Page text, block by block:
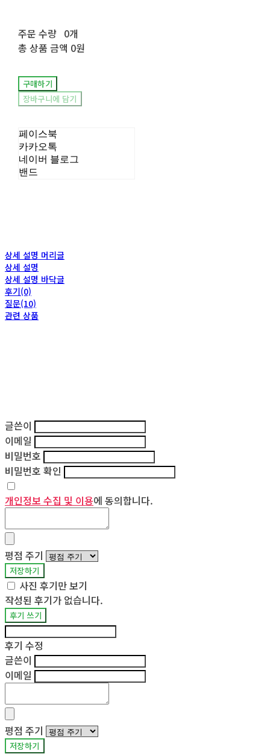
주문 수량 0개
총 상품 금액 0원
구매하기
장바구니에 담기
페이스북
카카오톡
네이버 블로그
밴드
상세 설명 머리글
상세 설명
상세 설명 바닥글
후기(0)
질문(10)
관련 상품
글쓴이
이메일
비밀번호
비밀번호 확인
개인정보 수집 및 이용에 동의합니다.
평점 주기
저장하기
사진 후기만 보기
작성된 후기가 없습니다.
후기 쓰기
후기 수정
글쓴이
이메일
평점 주기
저장하기